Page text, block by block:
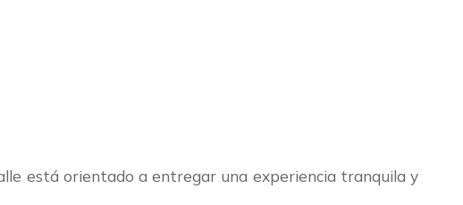
está orientado a entregar una experiencia tranquila y